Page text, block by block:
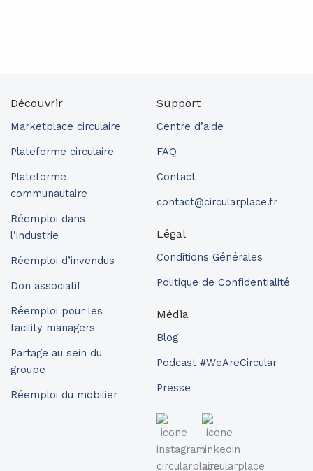
Découvrir
Marketplace circulaire
Plateforme circulaire
Plateforme
communautaire
Réemploi dans
l’industrie
Réemploi d’invendus
Don associatif
Réemploi pour les
facility managers
Partage au sein du
groupe
Réemploi du mobilier
Support
Centre d’aide
FAQ
Contact
contact@circularplace.fr
Légal
Conditions Générales
Politique de Confidentialité
Média
Blog
Podcast #WeAreCircular
Presse